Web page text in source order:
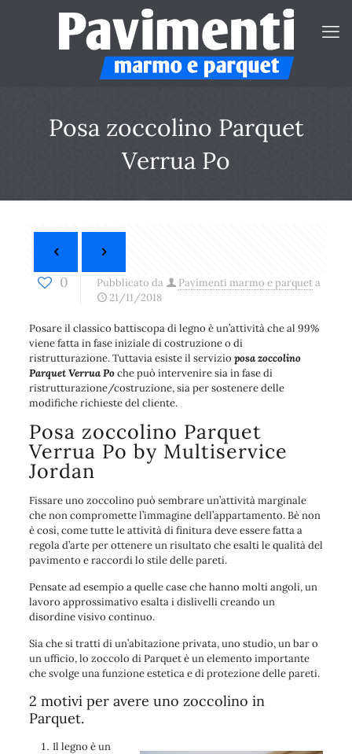
Posa zoccolino Parquet
Verrua Po
0 Pubblicato da Pavimenti marmo e parqueta
21/11/2018
Posare il classico battiscopa di legno è un’attività che al 99%
viene fatta in fase iniziale di costruzione o di
ristrutturazione. Tuttavia esiste il servizio posa zoccolino
Parquet Verrua Poche può intervenire sia in fase di
ristrutturazione/costruzione, sia per sostenere delle
modifiche richieste del cliente.
Posa zoccolino Parquet
Verrua Po by Multiservice
Jordan
Fissare uno zoccolino può sembrare un’attività marginale
che non compromette l’immagine dell’appartamento. Bè non
è così, come tutte le attività di finitura deve essere fatta a
regola d’arte per ottenere un risultato che esalti le qualità del
pavimento e raccordi lo stile delle pareti.
Pensate ad esempio a quelle case che hanno molti angoli, un
lavoro approssimativo esalta i dislivelli creando un
disordine visivo continuo.
Sia che si tratti di un’abitazione privata, uno studio, un bar o
un ufficio, lo zoccolo di Parquet è un elemento importante
che svolge una funzione estetica e di protezione delle pareti.
2 motivi per avere uno zoccolino in
Parquet.
Il legno è un